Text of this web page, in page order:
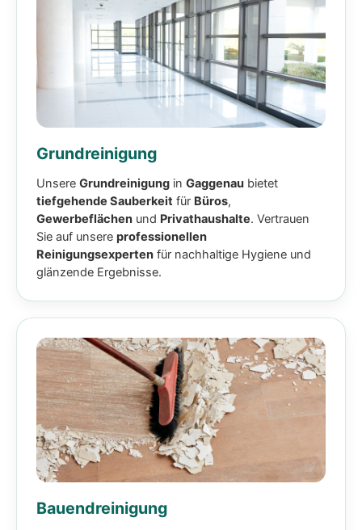
Grundreinigung
Unsere Grundreinigung in Gaggenau bietet
tiefgehende Sauberkeit für Büros,
Gewerbeflächen und Privathaushalte. Vertrauen
Sie auf unsere professionellen
Reinigungsexperten für nachhaltige Hygiene und
glänzende Ergebnisse.
Bauendreinigung